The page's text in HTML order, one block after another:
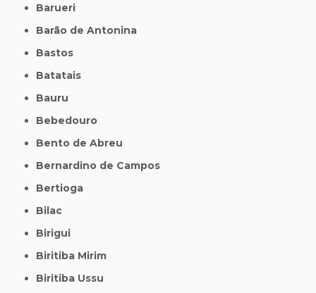
Barueri
Barão de Antonina
Bastos
Batatais
Bauru
Bebedouro
Bento de Abreu
Bernardino de Campos
Bertioga
Bilac
Birigui
Biritiba Mirim
Biritiba Ussu